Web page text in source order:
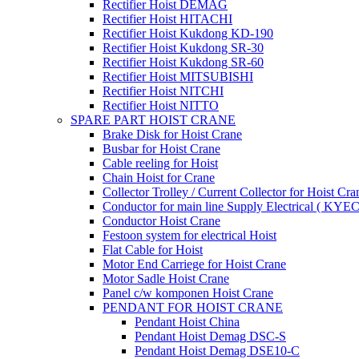
Rectifier Hoist DEMAG
Rectifier Hoist HITACHI
Rectifier Hoist Kukdong KD-190
Rectifier Hoist Kukdong SR-30
Rectifier Hoist Kukdong SR-60
Rectifier Hoist MITSUBISHI
Rectifier Hoist NITCHI
Rectifier Hoist NITTO
SPARE PART HOIST CRANE
Brake Disk for Hoist Crane
Busbar for Hoist Crane
Cable reeling for Hoist
Chain Hoist for Crane
Collector Trolley / Current Collector for Hoist
Conductor for main line Supply Electrical (
Conductor Hoist Crane
Festoon system for electrical Hoist
Flat Cable for Hoist
Motor End Carriege for Hoist Crane
Motor Sadle Hoist Crane
Panel c/w komponen Hoist Crane
PENDANT FOR HOIST CRANE
Pendant Hoist China
Pendant Hoist Demag DSC-S
Pendant Hoist Demag DSE10-C